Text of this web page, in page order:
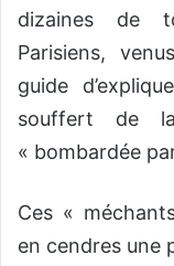
dizaines de
Parisiens,
guide
souffert de la
« bombardée
Ces «
en cendres une